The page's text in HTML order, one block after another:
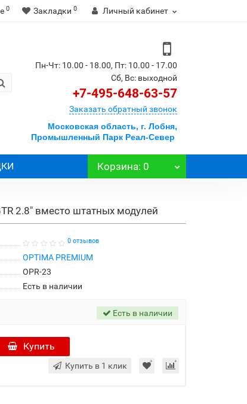
0 Закладки 0 Личный кабинет
Пн-Чт: 10.00 - 18.00, Пт: 10.00 - 17.00
Сб, Вс: выходной
+7-495-648-63-57
Заказать обратный звонок
Московская область, г. Лобня,
Промышленный Парк Реал-Север
Корзина: 0
2.8" вместо штатных модулей
0 отзывов
OPTIMA PREMIUM
OPR-23
Есть в наличии
Есть в наличии
Купить
Купить в 1 клик